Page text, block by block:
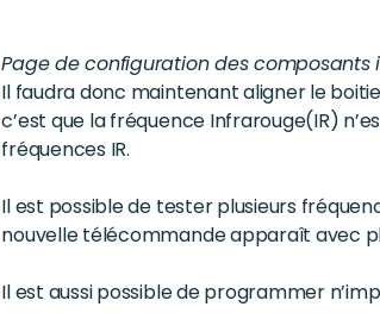
Page de configuration des composants
Il faudra donc maintenant aligner le
c’est que la fréquence Infrarouge(IR)
fréquences IR.
Il est possible de tester plusieurs
nouvelle télécommande apparaît avec
Il est aussi possible de programmer